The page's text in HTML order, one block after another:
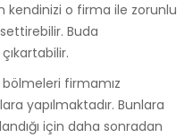
o firma ile zorunlu
Buda
firmamız
yapılmaktadır. Bunlara
için daha sonradan